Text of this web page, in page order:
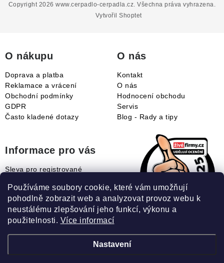
Používáme soubory cookie, které vám umožňují
pohodlně zobrazit web a analyzovat provoz webu k
neustálému zlepšování jeho funkcí, výkonu a
použitelnosti. Více informací
Nastavení
Vytvořil Shoptet
Copyright 2026www.cerpadlo-cerpadla.cz. Všechna práva vyhrazena.
O nákupu
Doprava a platba
Reklamace a vrácení
Obchodní podmínky
GDPR
Často kladené dotazy
O nás
Kontakt
O nás
Hodnocení obchodu
Servis
Blog - Rady a tipy
Informace pro vás
Sleva pro registrované
Jak uplatnit slevový kupón?
Jak nakupovat?
Slovník pojmů